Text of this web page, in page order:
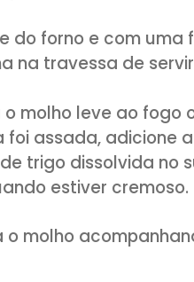
a carne em
e com o suco de
a gordura para
por 1 hora.
meio do tempo